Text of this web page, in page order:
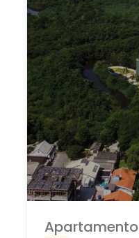
Apartamento